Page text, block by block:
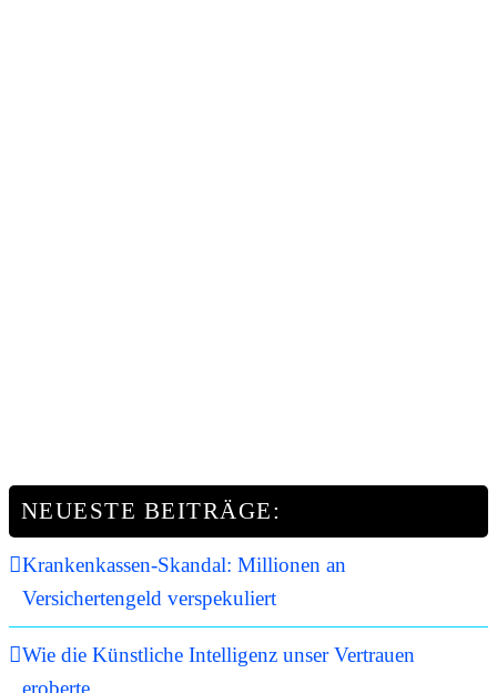
NEUESTE BEITRÄGE:
Krankenkassen-Skandal: Millionen an
Versichertengeld verspekuliert
Wie die Künstliche Intelligenz unser Vertrauen
eroberte